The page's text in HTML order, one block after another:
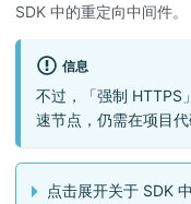
SDK 中的重定向中间件。
信息
不过，「强制 HTTPS
速节点，仍需在项目代
点击展开关于 SDK